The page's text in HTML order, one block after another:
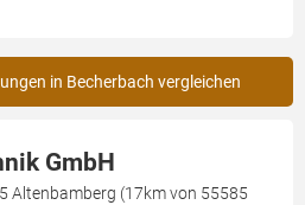
in Becherbach vergleichen
GmbH
Altenbamberg (17km von 55585